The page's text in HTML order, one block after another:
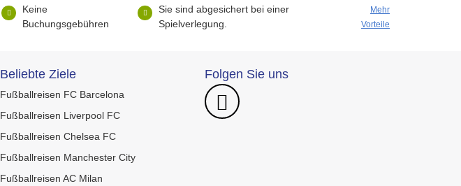
Keine
Buchungsgebühren
Sie sind abgesichert bei einer
Spielverlegung.
Mehr
Vorteile
Beliebte Ziele
Fußballreisen FC Barcelona
Fußballreisen Liverpool FC
Fußballreisen Chelsea FC
Fußballreisen Manchester City
Fußballreisen AC Milan
Folgen Sie uns